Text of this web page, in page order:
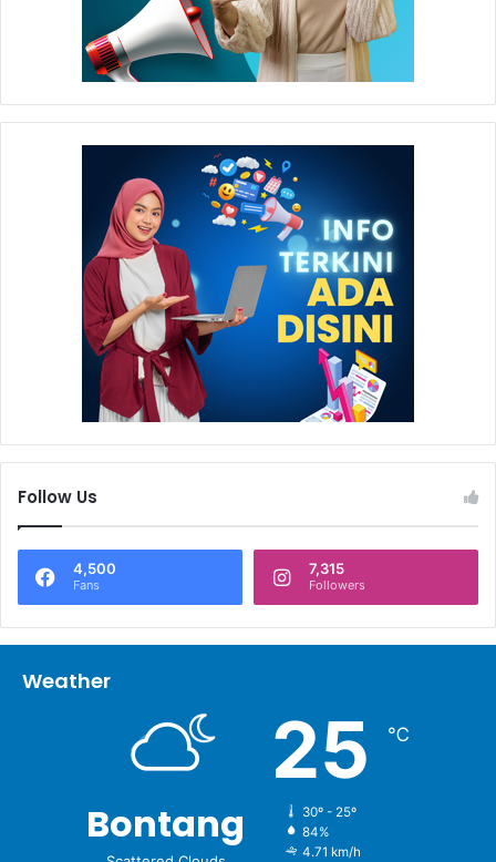
Follow Us
4,500
Fans
7,315
Followers
Weather
Bontang
25 ℃
30º - 25º
84%
4.71 km/h